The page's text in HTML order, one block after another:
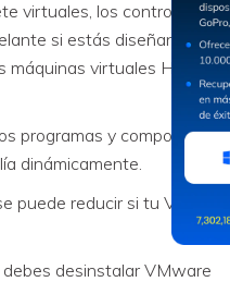
virtuales, los controladores
si estás diseñando una
máquinas virtuales Hyper-V
programas y componentes
dinámicamente.
puede reducir si tu VM no
desinstalar VMware